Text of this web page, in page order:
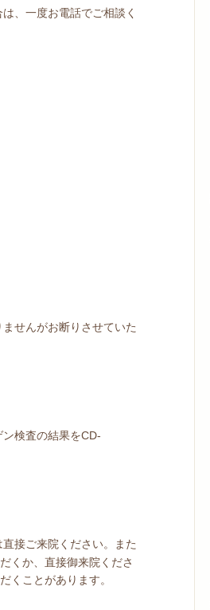
、一度お電話でご相談く
せんがお断りさせていた
検査の結果をCD-
接ご来院ください。また
くか、直接御来院くださ
くことがあります。